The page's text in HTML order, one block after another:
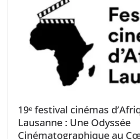
19ᵉ festival cinémas
Lausanne : Une Odyssée
Cinématographique au